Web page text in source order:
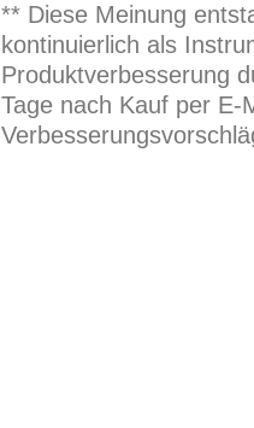
** Diese Meinung
kontinuierlich als
Produktverbesserung
Tage nach Kauf per E-